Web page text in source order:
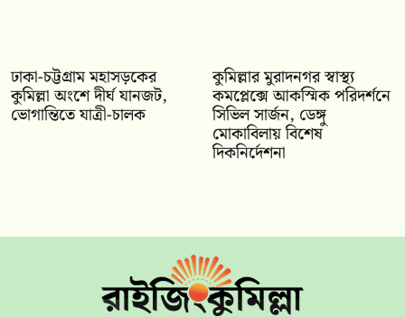
ঢাকা-চট্টগ্রাম মহাসড়কের
কুমিল্লা অংশে দীর্ঘ যানজট,
ভোগান্তিতে যাত্রী-চালক
কুমিল্লার মুরাদনগর স্বাস্থ্য
কমপ্লেক্সে আকস্মিক পরিদর্শনে
সিভিল সার্জন, ডেঙ্গু
মোকাবিলায় বিশেষ
দিকনির্দেশনা